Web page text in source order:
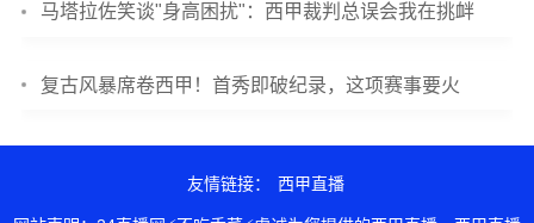
马塔拉佐笑谈"身高困扰"：西甲裁判总误会我在挑衅
复古风暴席卷西甲！首秀即破纪录，这项赛事要火
友情链接： 西甲直播